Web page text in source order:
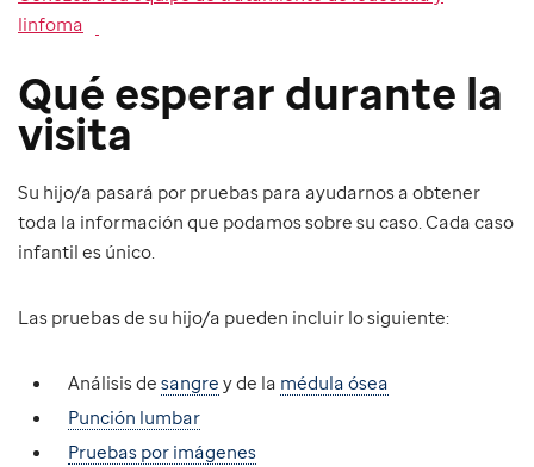
linfoma
Qué esperar durante la
visita
Su hijo/a pasará por pruebas para ayudarnos a obtener
toda la información que podamos sobre su caso. Cada caso
infantil es único.
Las pruebas de su hijo/a pueden incluir lo siguiente:
Análisis de sangre y de la médula ósea
Punción lumbar
Pruebas por imágenes